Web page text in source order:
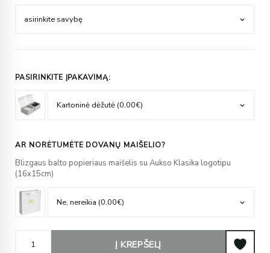
PASIRINKITE ĮPAKAVIMĄ:
AR NORĖTUMĖTE DOVANŲ MAIŠELIO?
Blizgaus balto popieriaus maišelis su Aukso Klasika logotipu
(16x15cm)
Į KREPŠELĮ